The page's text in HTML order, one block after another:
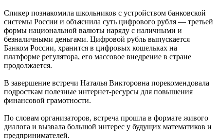
Спикер познакомила школьников с устройством банковской
системы России и объяснила суть цифрового рубля — третьей
формы национальной валюты наряду с наличными и
безналичными деньгами. Цифровой рубль выпускается
Банком России, хранится в цифровых кошельках на
платформе регулятора, его массовое внедрение в стране
продолжается.
В завершение встречи Наталья Викторовна порекомендовала
подросткам полезные интернет-ресурсы для повышения
финансовой грамотности.
По словам организаторов, встреча прошла в формате живого
диалога и вызвала большой интерес у будущих математиков и
предпринимателей.